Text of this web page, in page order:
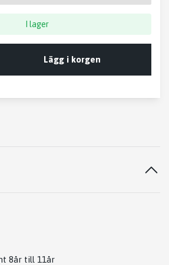
I lager
Lägg i korgen
8år till 11år